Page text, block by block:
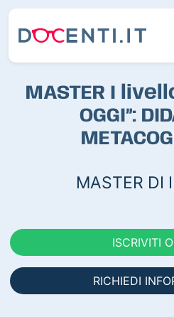
MASTER I
OGGI”:
MASTER DI
ISCRIVITI
RICHIEDI